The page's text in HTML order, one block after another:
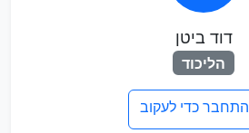
דוד ביטן
הליכוד
התחבר כדי לעקוב